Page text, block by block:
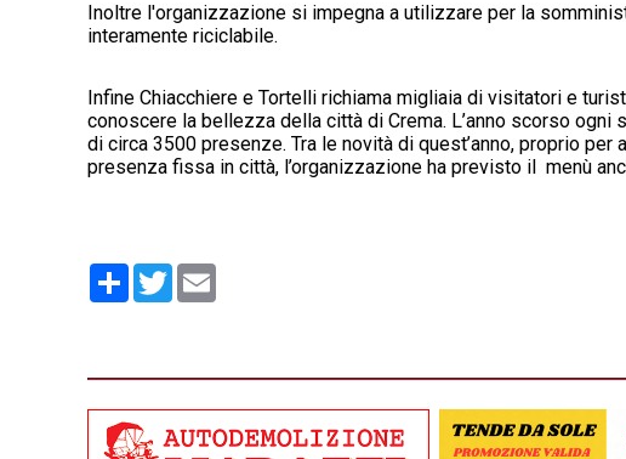
Inoltre l'organizzazione si impegna a utilizzare per la
interamente riciclabile.
Infine Chiacchiere e Tortelli richiama migliaia di visitatori e
conoscere la bellezza della città di Crema. L’anno scorso
di circa 3500 presenze. Tra le novità di quest’anno, proprio
presenza fissa in città, l’organizzazione ha previsto il menù
Condividi
Twitter